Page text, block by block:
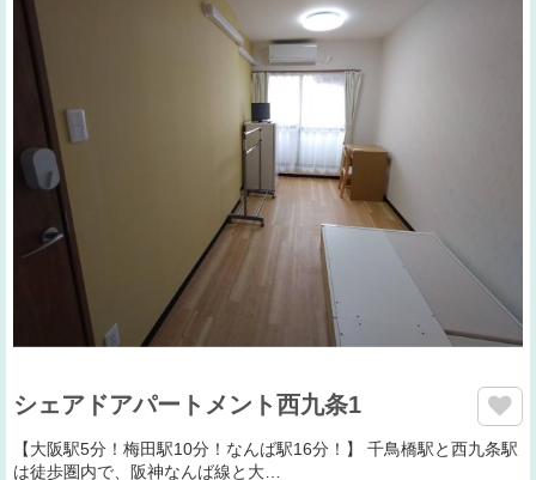
シェアドアパートメント西九条1
【大阪駅5分！梅田駅10分！なんば駅16分！】 千鳥橋駅と西九条駅
は徒歩圏内で、阪神なんば線と大…